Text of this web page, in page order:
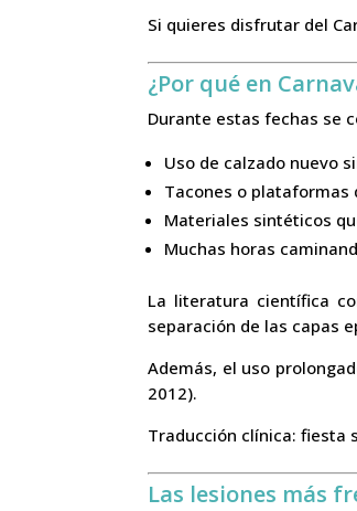
Si quieres disfrutar del
¿Por qué en
Durante estas fechas se
Uso de calzado nuevo
Tacones o plataformas
Materiales sintéticos
Muchas horas
La literatura científica
separación de las capas
Además, el uso
2012).
Traducción clínica: fiesta
Las lesiones más